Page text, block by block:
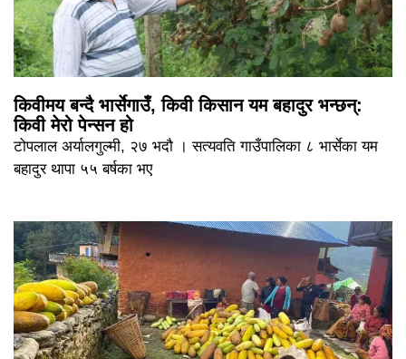
किवीमय बन्दै भार्सेगाउँ, किवी किसान यम बहादुर भन्छन्:
किवी मेरो पेन्सन हो
टोपलाल अर्यालगुल्मी, २७ भदौ । सत्यवति गाउँपालिका ८ भार्सेका यम
बहादुर थापा ५५ बर्षका भए